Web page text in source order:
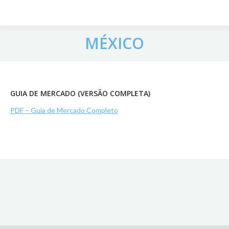
MÉXICO
GUIA DE MERCADO (VERSÃO COMPLETA)
PDF – Guia de Mercado Completo